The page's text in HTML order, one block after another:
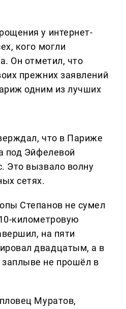
у интернет-
кого могли
Он отметил, что
прежних заявлений
одним из лучших
что в Париже
под Эйфелевой
Это вызвало волну
сетях.
Степанов не сумел
километровую
на пяти
двадцатым, а в
не прошёл в
Муратов,